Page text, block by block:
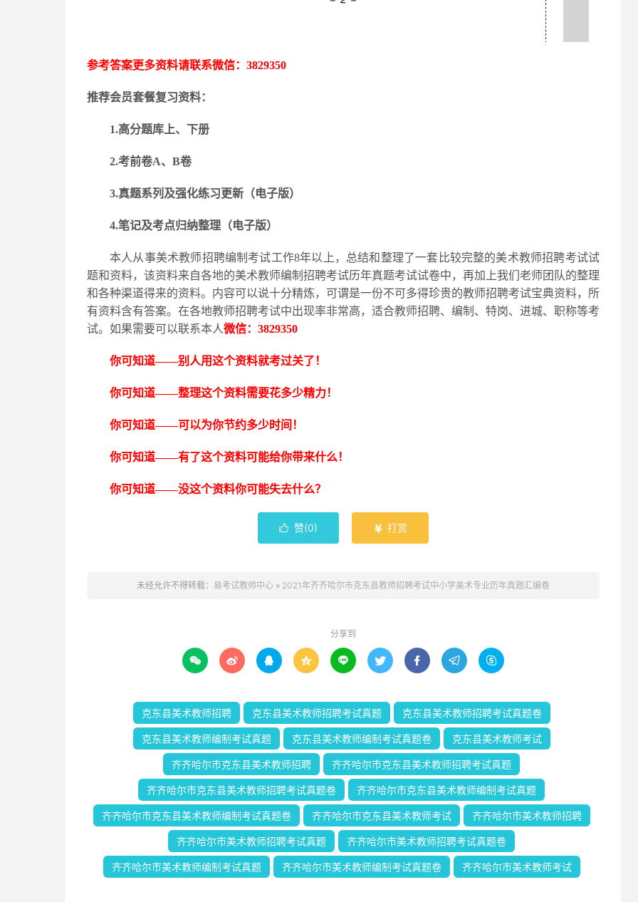
参考答案更多资料请联系微信： 3829350
推荐会员套餐复习资料：
1.高分题库上、下册
2.考前卷A、B卷
3.真题系列及强化练习更新 （电子版）
4.笔记及考点归纳整理（电子版）
本人从事美术教师招聘编制考试工作8年以上，总结和整理了一套比较完整的美术教师招聘考试试
题和资料，该资料来自各地的美术教师编制招聘考试历年真题考试试卷中，再加上我们老师团队的整理
和各种渠道得来的资料。内容可以说十分精炼，可谓是一份不可多得珍贵的教师招聘考试宝典资料，所
有资料含有答案。在各地教师招聘考试中出现率非常高，适合教师招聘、编制、特岗、进城、职称等考
试。如果需要可以联系本人微信： 3829350
你可知道——别人用这个资料就考过关了！
你可知道——整理这个资料需要花多少精力！
你可知道——可以为你节约多少时间！
你可知道——有了这个资料可能给你带来什么！
你可知道——没这个资料你可能失去什么？
 赞(0)  打赏
未经允许不得转载： 易考试教师中心 » 2021年齐齐哈尔市克东县教师招聘考试中小学美术专业历年真题汇编卷
分享到
        
克东县美术教师招聘 克东县美术教师招聘考试真题 克东县美术教师招聘考试真题卷
克东县美术教师编制考试真题 克东县美术教师编制考试真题卷 克东县美术教师考试
齐齐哈尔市克东县美术教师招聘 齐齐哈尔市克东县美术教师招聘考试真题
齐齐哈尔市克东县美术教师招聘考试真题卷 齐齐哈尔市克东县美术教师编制考试真题
齐齐哈尔市克东县美术教师编制考试真题卷 齐齐哈尔市克东县美术教师考试 齐齐哈尔市美术教师招聘
齐齐哈尔市美术教师招聘考试真题 齐齐哈尔市美术教师招聘考试真题卷
齐齐哈尔市美术教师编制考试真题 齐齐哈尔市美术教师编制考试真题卷 齐齐哈尔市美术教师考试